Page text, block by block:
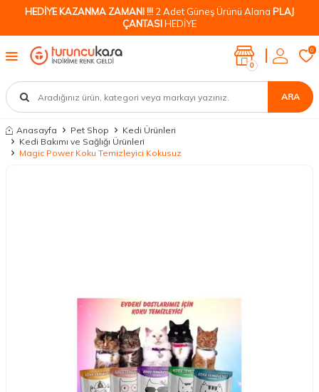
HEDİYE KAZANMA ZAMANI !!! 2 Adet Güneş Ürünü Alana PLAJ
ÇANTASIHEDİYE
ARA
0
0
Anasayfa Pet Shop
Kedi Ürünleri
Kedi Bakımı ve Sağlığı Ürünleri
Magic Power Koku Temizleyici Kokusuz